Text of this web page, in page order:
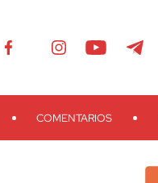
COMENTARIOS